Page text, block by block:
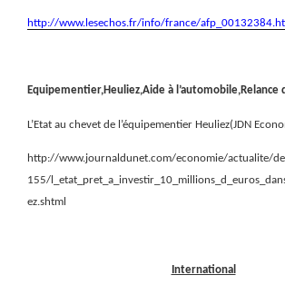
http://www.lesechos.fr/info/france/
Equipementier,Heuliez,Aide à l’automobile,Relance
L’Etat au chevet de l’équipementier Heuliez(JDN
http://www.journaldunet.com/economie/actualite/
155/
ez.shtml
International